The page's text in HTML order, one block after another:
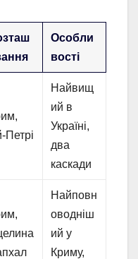
Особли
вості
Петрі
Найвищ
ий в
Україні,
два
каскади
Найповн
оводніш
ий у
Криму,